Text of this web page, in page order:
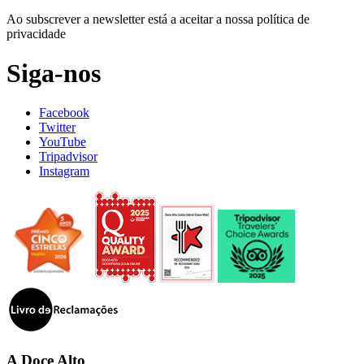
Ao subscrever a newsletter está a aceitar a nossa política de
privacidade
Siga-nos
Facebook
Twitter
YouTube
Tripadvisor
Instagram
A Doce Alto